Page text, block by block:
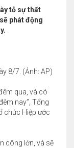
tỏ sự thất
phát động
8/7. (Ảnh: AP)
qua, và có
nay”, Tổng
chức Hiệp ước
công lớn, và sẽ